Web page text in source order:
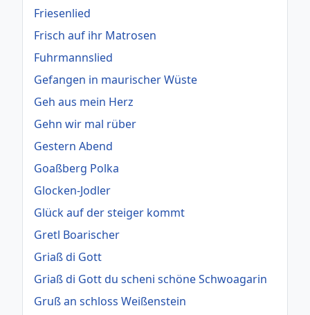
Friesenlied
Frisch auf ihr Matrosen
Fuhrmannslied
Gefangen in maurischer Wüste
Geh aus mein Herz
Gehn wir mal rüber
Gestern Abend
Goaßberg Polka
Glocken-Jodler
Glück auf der steiger kommt
Gretl Boarischer
Griaß di Gott
Griaß di Gott du scheni schöne Schwoagarin
Gruß an schloss Weißenstein